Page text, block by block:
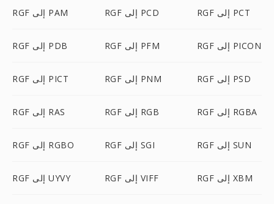
RGF إلى PAM RGF إلى PCD RGF إلى PCT
RGF إلى PDB RGF إلى PFM RGF إلى PICON
RGF إلى PICT RGF إلى PNM RGF إلى PSD
RGF إلى RAS RGF إلى RGB RGF إلى RGBA
RGF إلى RGBO RGF إلى SGI RGF إلى SUN
RGF إلى UYVY RGF إلى VIFF RGF إلى XBM